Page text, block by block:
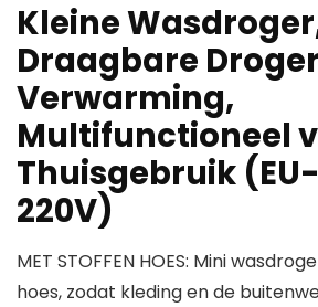
Kleine
Draagbare
Verwarming,
Multifunctioneel
Thuisgebruik
220V)
MET STOFFEN HOES: Mini
hoes, zodat kleding en de